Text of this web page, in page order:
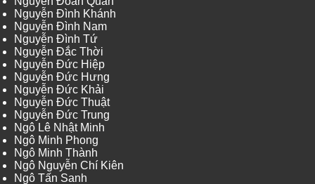
Nguyễn Đình Khánh
Nguyễn Đình Nam
Nguyễn Đình Tứ
Nguyễn Đắc Thời
Nguyễn Đức Hiệp
Nguyễn Đức Hưng
Nguyễn Đức Khải
Nguyễn Đức Thuật
Nguyễn Đức Trung
Ngô Lê Nhật Minh
Ngô Minh Phong
Ngô Minh Thành
Ngô Nguyễn Chí Kiên
Ngô Tấn Sanh